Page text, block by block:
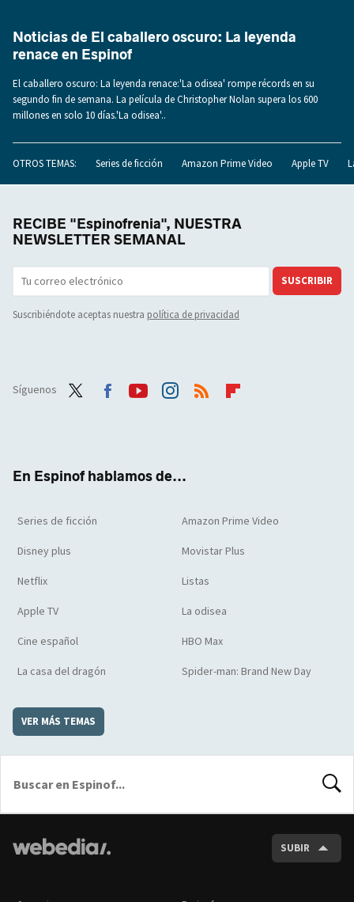
Noticias de El caballero oscuro: La leyenda
renace en Espinof
El caballero oscuro: La leyenda renace:'La odisea' rompe récords en su
segundo fin de semana. La película de Christopher Nolan supera los 600
millones en solo 10 días.'La odisea'..
OTROS TEMAS: Series de ficción Amazon Prime Video Apple TV
RECIBE "Espinofrenia", NUESTRA
NEWSLETTER SEMANAL
SUSCRIBIR
Suscribiéndote aceptas nuestra política de privacidad
Síguenos
En Espinof hablamos de...
Series de ficción Amazon Prime Video
Disney plus Movistar Plus
Netflix Listas
Apple TV La odisea
Cine español HBO Max
La casa del dragón Spider-man: Brand New Day
VER MÁS TEMAS
SUBIR